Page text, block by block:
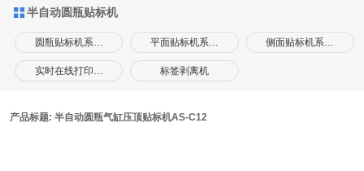
 半自动圆瓶贴标机
圆瓶贴标机系… 平面贴标机系… 侧面贴标机系…
实时在线打印… 标签剥离机
产品标题: 半自动圆瓶气缸压顶贴标机AS-C12